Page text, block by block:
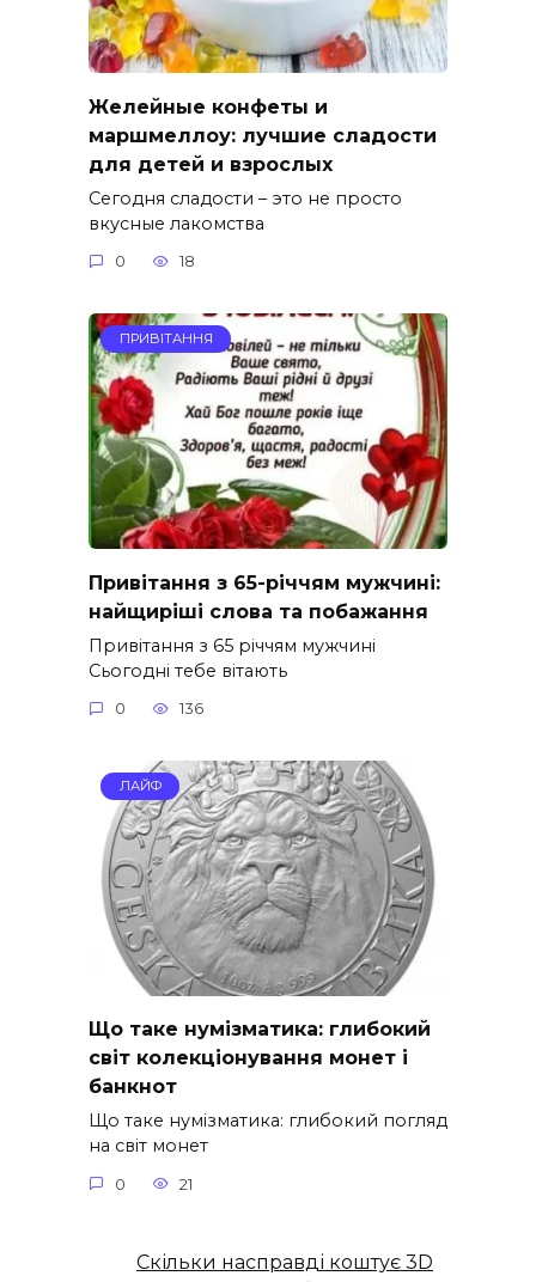
Желейные конфеты и
маршмеллоу: лучшие сладости
для детей и взрослых
Сегодня сладости – это не просто
вкусные лакомства
0 18
ПРИВІТАННЯ
Привітання з 65-річчям мужчині:
найщиріші слова та побажання
Привітання з 65 річчям мужчині
Сьогодні тебе вітають
0 136
ЛАЙФ
Що таке нумізматика: глибокий
світ колекціонування монет і
банкнот
Що таке нумізматика: глибокий погляд
на світ монет
0 21
Скільки насправді коштує 3D